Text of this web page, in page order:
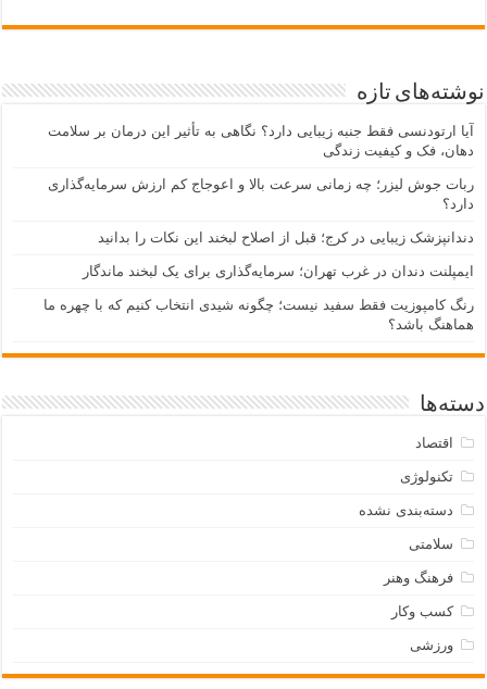
نوشته‌های تازه
آیا ارتودنسی فقط جنبه زیبایی دارد؟ نگاهی به تأثیر این درمان بر سلامت
دهان، فک و کیفیت زندگی
ربات جوش لیزر؛ چه زمانی سرعت بالا و اعوجاج کم ارزش سرمایه‌گذاری
دارد؟
دندانپزشک زیبایی در کرج؛ قبل از اصلاح لبخند این نکات را بدانید
ایمپلنت دندان در غرب تهران؛ سرمایه‌گذاری برای یک لبخند ماندگار
رنگ کامپوزیت فقط سفید نیست؛ چگونه شیدی انتخاب کنیم که با چهره ما
هماهنگ باشد؟
دسته‌ها
اقتصاد
تکنولوژی
دسته‌بندی نشده
سلامتی
فرهنگ وهنر
کسب وکار
ورزشی